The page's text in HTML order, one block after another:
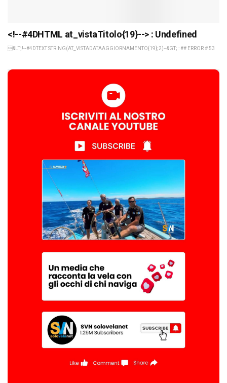
<!--#4DHTML at_vistaTitolo{19}--> : Undefined
&LT;!--#4DTEXT STRING(AT_VISTADATAAGGIORNAMENTO{19};2)--&GT; : ## ERROR # 53